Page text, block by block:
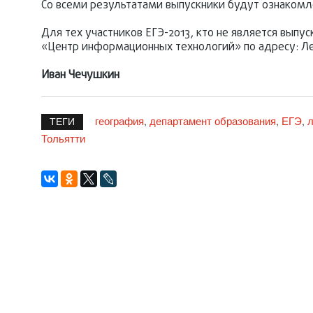
Со всеми результатами выпускники будут
Для тех участников ЕГЭ-2013, кто не является
«Центр информационных технологий» по адресу:
Иван Чечушкин
ТЕГИ география, департамент образования, ЕГЭ,
Тольятти